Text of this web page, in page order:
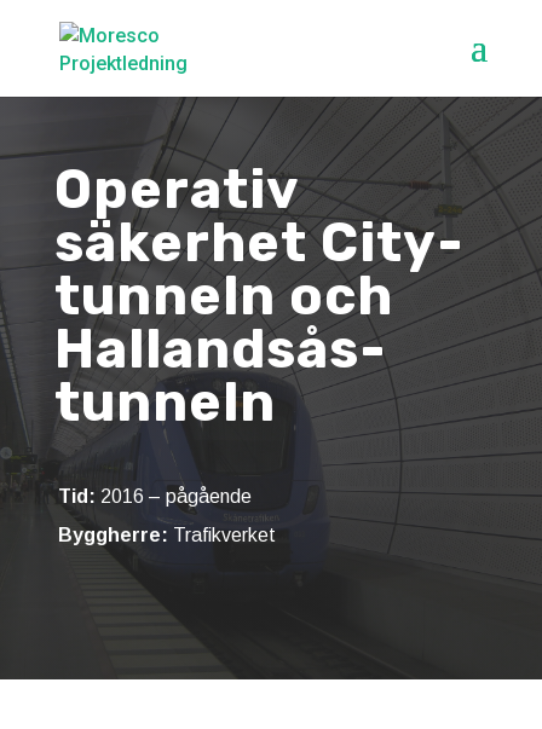
Operativ
säkerhet City­
tunneln och
Hallandsås­
tunneln
Tid: 2016 – pågående
Byggherre: Trafikverket